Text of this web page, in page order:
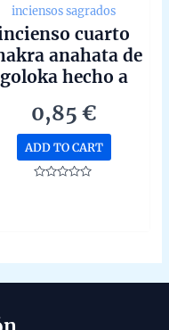
inciensos sagrados
cuarto
anahata de
goloka hecho a
unidad de 15g
0,85€
ADD TO CART